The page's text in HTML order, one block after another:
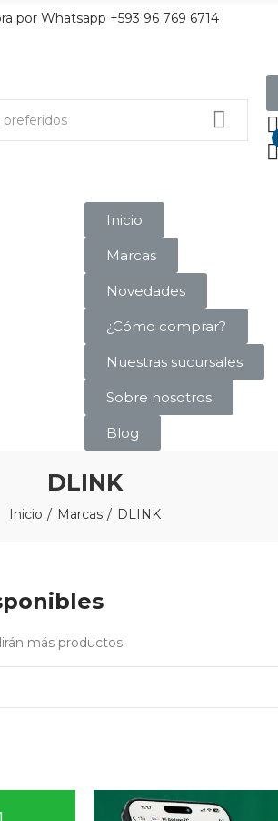
por Whatsapp +593 96 769 6714
Inicio
Marcas
Novedades
¿Cómo comprar?
Nuestras sucursales
Sobre nosotros
Blog
DLINK
Inicio Marcas DLINK
más productos.